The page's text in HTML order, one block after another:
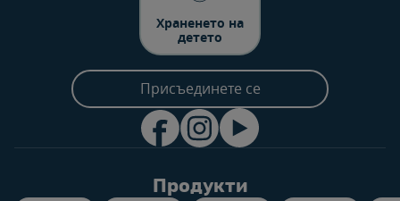
Храненето на
детето
Присъединете се
Продукти